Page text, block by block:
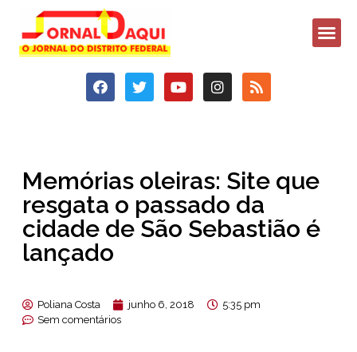
Memórias oleiras: Site que
resgata o passado da
cidade de São Sebastião é
lançado
Poliana Costa junho 6, 2018
5:35 pm
Sem comentários